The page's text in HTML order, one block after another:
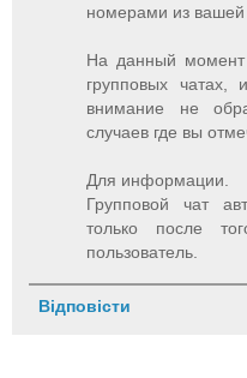
номерами из вашей
На данный момент
групповых чатах,
внимание не
случаев где вы
Для информации.
Групповой чат
только после
пользователь.
Відповісти